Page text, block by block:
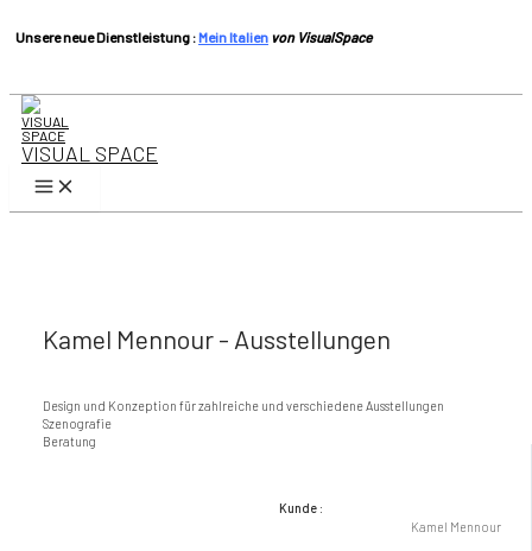
Unsere neue Dienstleistung :Mein Italien von VisualSpace
Zum
Inhalt
springen
VISUAL SPACE
Hauptmenü
Kamel Mennour - Ausstellungen
Design und Konzeption für zahlreiche und verschiedene Ausstellungen
Szenografie
Beratung
Kunde :
Kamel Mennour